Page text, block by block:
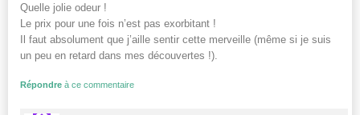
Quelle jolie odeur !
Le prix pour une fois n’est pas exorbitant !
Il faut absolument que j’aille sentir cette merveille (même si je suis
un peu en retard dans mes découvertes !).
Répondre à ce commentaire